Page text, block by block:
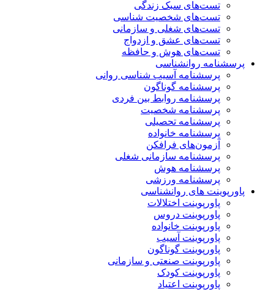
تست‌های سبک زندگی
تست‌های شخصیت شناسی
تست‌های شغلی و سازمانی
تست‌های عشق و ازدواج
تست‌های هوش و حافظه
پرسشنامه روانشناسی
پرسشنامه آسیب شناسی روانی
پرسشنامه گوناگون
پرسشنامه روابط بین فردی
پرسشنامه شخصیت
پرسشنامه تحصیلی
پرسشنامه خانواده
آزمون‌های فرافکن
پرسشنامه سازمانی شغلی
پرسشنامه هوش
پرسشنامه ورزشی
پاورپوینت های روانشناسی
پاورپوینت اختلالات
پاورپوینت دروس
پاورپوینت خانواده
پاورپوینت آسیب
پاورپوینت گوناگون
پاورپوینت صنعتی و سازمانی
پاورپوینت کودک
پاورپوینت اعتیاد